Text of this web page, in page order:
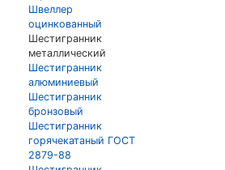
Швеллер
оцинкованный
Шестигранник
металлический
Шестигранник
алюминиевый
Шестигранник
бронзовый
Шестигранник
горячекатаный ГОСТ
2879-88